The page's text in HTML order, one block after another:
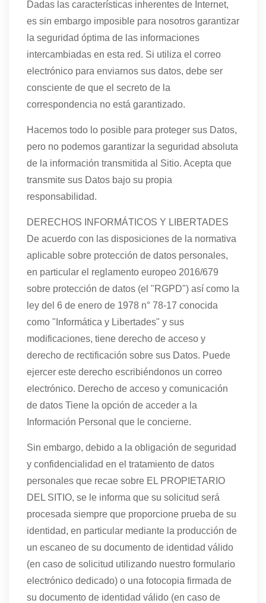
Dadas las características inherentes de Internet,
es sin embargo imposible para nosotros garantizar
la seguridad óptima de las informaciones
intercambiadas en esta red. Si utiliza el correo
electrónico para enviarnos sus datos, debe ser
consciente de que el secreto de la
correspondencia no está garantizado.
Hacemos todo lo posible para proteger sus Datos,
pero no podemos garantizar la seguridad absoluta
de la información transmitida al Sitio. Acepta que
transmite sus Datos bajo su propia
responsabilidad.
DERECHOS INFORMÁTICOS Y LIBERTADES
De acuerdo con las disposiciones de la normativa
aplicable sobre protección de datos personales,
en particular el reglamento europeo 2016/679
sobre protección de datos (el "RGPD") así como la
ley del 6 de enero de 1978 n° 78-17 conocida
como "Informática y Libertades" y sus
modificaciones, tiene derecho de acceso y
derecho de rectificación sobre sus Datos. Puede
ejercer este derecho escribiéndonos un correo
electrónico. Derecho de acceso y comunicación
de datos Tiene la opción de acceder a la
Información Personal que le concierne.
Sin embargo, debido a la obligación de seguridad
y confidencialidad en el tratamiento de datos
personales que recae sobre EL PROPIETARIO
DEL SITIO, se le informa que su solicitud será
procesada siempre que proporcione prueba de su
identidad, en particular mediante la producción de
un escaneo de su documento de identidad válido
(en caso de solicitud utilizando nuestro formulario
electrónico dedicado) o una fotocopia firmada de
su documento de identidad válido (en caso de